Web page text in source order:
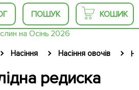
ПОШУК КОШИК
Насіння Насіння овочів
редиска